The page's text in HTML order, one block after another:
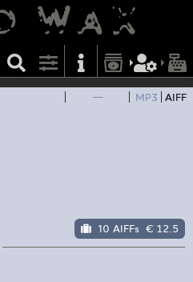
— MP3 AIFF
10 AIFFs € 12.5